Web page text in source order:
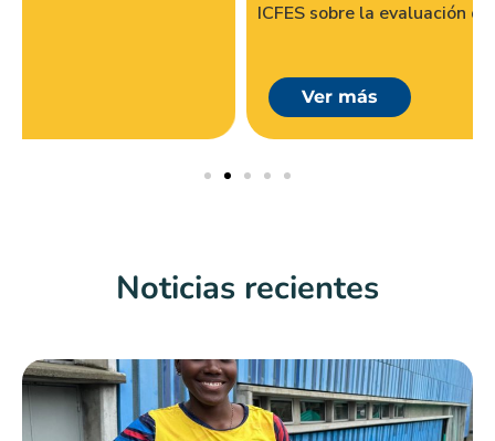
ICFES sobre la evaluación de la educación
Noticias recientes